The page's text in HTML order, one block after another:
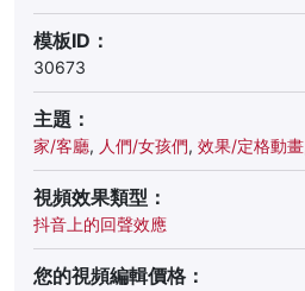
模板ID：
30673
主題：
家/客廳, 人們/女孩們, 效果/定格動畫
視頻效果類型：
抖音上的回聲效應
您的視頻編輯價格：